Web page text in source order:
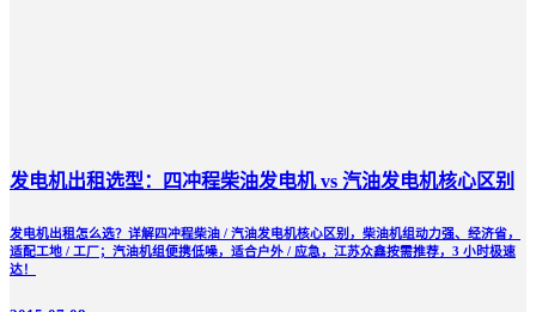
发电机出租选型：四冲程柴油发电机 vs 汽油发电机核心区别
发电机出租怎么选？详解四冲程柴油 / 汽油发电机核心区别，柴油机组动力强、经济省，
适配工地 / 工厂；汽油机组便携低噪，适合户外 / 应急，江苏众鑫按需推荐，3 小时极速
达！